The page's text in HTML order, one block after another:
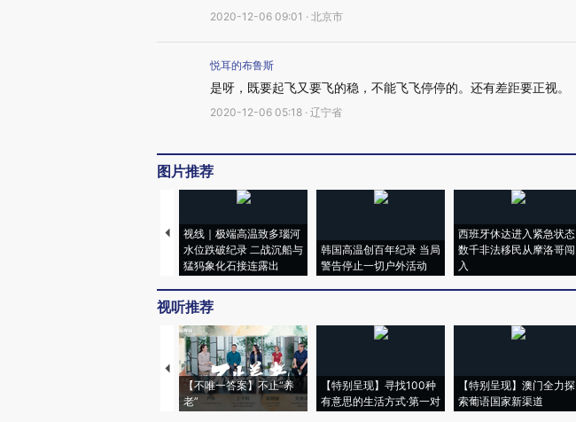
2020-12-06 09:01 · 北京市
悦耳的布鲁斯
是呀，既要起飞又要飞的稳，不能飞飞停停的。还有差距要正视。
2020-12-06 05:18 · 辽宁省
图片推荐
视线｜极端高温致多瑙河
水位跌破纪录 二战沉船与
猛犸象化石接连露出
韩国高温创百年纪录 当局
警告停止一切户外活动
西班牙休达进入紧急状态
数千非法移民从摩洛哥闯
入
视听推荐
【不唯一答案】不止“养
老”
【特别呈现】寻找100种
有意思的生活方式·第一对
【特别呈现】澳门全力探
索葡语国家新渠道